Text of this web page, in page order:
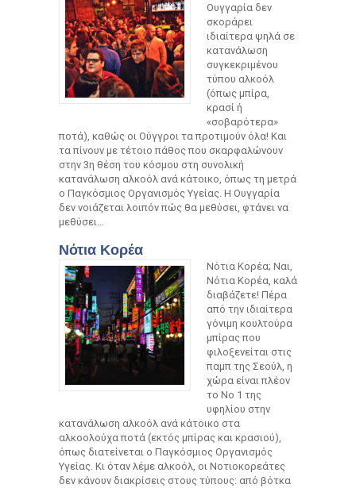
Ουγγαρία δεν
σκοράρει
ιδιαίτερα ψηλά σε
κατανάλωση
συγκεκριμένου
τύπου αλκοόλ
(όπως μπίρα,
κρασί ή
«σοβαρότερα»
ποτά), καθώς οι Ούγγροι τα προτιμούν όλα! Και
τα πίνουν με τέτοιο πάθος που σκαρφαλώνουν
στην 3η θέση του κόσμου στη συνολική
κατανάλωση αλκοόλ ανά κάτοικο, όπως τη μετρά
ο Παγκόσμιος Οργανισμός Υγείας. Η Ουγγαρία
δεν νοιάζεται λοιπόν πώς θα μεθύσει, φτάνει να
μεθύσει…
Νότια Κορέα
Νότια Κορέα; Ναι,
Νότια Κορέα, καλά
διαβάζετε! Πέρα
από την ιδιαίτερα
γόνιμη κουλτούρα
μπίρας που
φιλοξενείται στις
παμπ της Σεούλ, η
χώρα είναι πλέον
το Νο 1 της
υφηλίου στην
κατανάλωση αλκοόλ ανά κάτοικο στα
αλκοολούχα ποτά (εκτός μπίρας και κρασιού),
όπως διατείνεται ο Παγκόσμιος Οργανισμός
Υγείας. Κι όταν λέμε αλκοόλ, οι Νοτιοκορεάτες
δεν κάνουν διακρίσεις στους τύπους: από βότκα